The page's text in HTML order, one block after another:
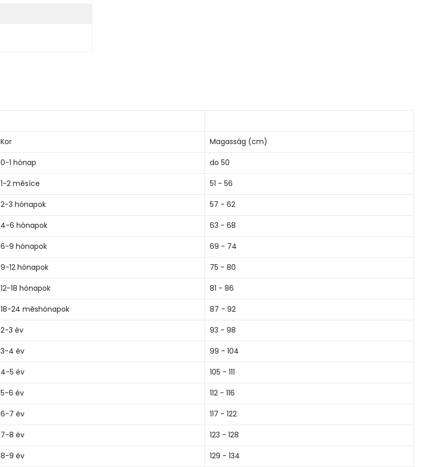
Kor Magasság (cm)
0-1 hónap do 50
1-2 měsíce 51 - 56
2-3 hónapok 57 - 62
4-6 hónapok 63 - 68
6-9 hónapok 69 - 74
9-12 hónapok 75 - 80
12-18 hónapok 81 - 86
18-24 měshónapok 87 - 92
2-3 év 93 - 98
3-4 év 99 - 104
4-5 év 105 - 111
5-6 év 112 - 116
6-7 év 117 - 122
7-8 év 123 - 128
8-9 év 129 - 134